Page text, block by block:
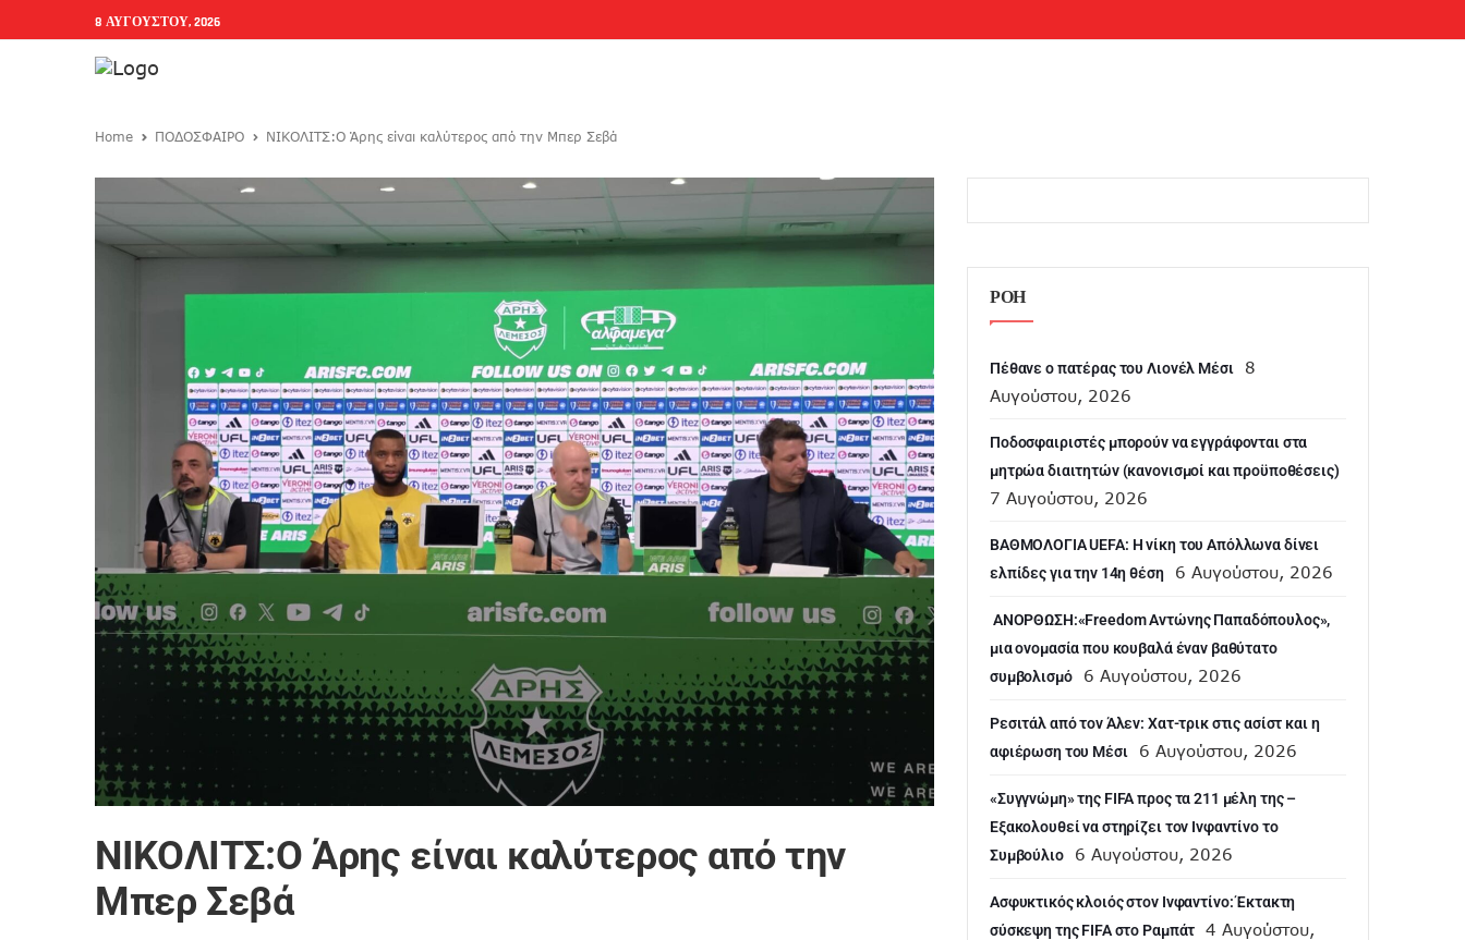
8 ΑΥΓΟΎΣΤΟΥ, 2026
Home ΠΟΔΟΣΦΑΙΡΟ ΝΙΚΟΛΙΤΣ:Ο Άρης είναι καλύτερος από την Μπερ Σεβά
ΝΙΚΟΛΙΤΣ:Ο Άρης είναι καλύτερος από την
Μπερ Σεβά
ΡΟΗ
Πέθανε ο πατέρας του Λιονέλ Μέσι
8
Αυγούστου, 2026
Ποδοσφαιριστές μπορούν να εγγράφονται στα
μητρώα διαιτητών (κανονισμοί και προϋποθέσεις)
7 Αυγούστου, 2026
ΒΑΘΜΟΛΟΓΙΑ UEFA: Η νίκη του Απόλλωνα δίνει
ελπίδες για την 14η θέση
6 Αυγούστου, 2026
ANOΡΘΩΣΗ:«Freedom Αντώνης Παπαδόπουλος»,
μια ονομασία που κουβαλά έναν βαθύτατο
συμβολισμό
6 Αυγούστου, 2026
Ρεσιτάλ από τον Άλεν: Χατ-τρικ στις ασίστ και η
αφιέρωση του Μέσι
6 Αυγούστου, 2026
«Συγγνώμη» της FIFA προς τα 211 μέλη της –
Εξακολουθεί να στηρίζει τον Ινφαντίνο το
Συμβούλιο
6 Αυγούστου, 2026
Ασφυκτικός κλοιός στον Ινφαντίνο: Έκτακτη
σύσκεψη της FIFA στο Ραμπάτ
4 Αυγούστου,